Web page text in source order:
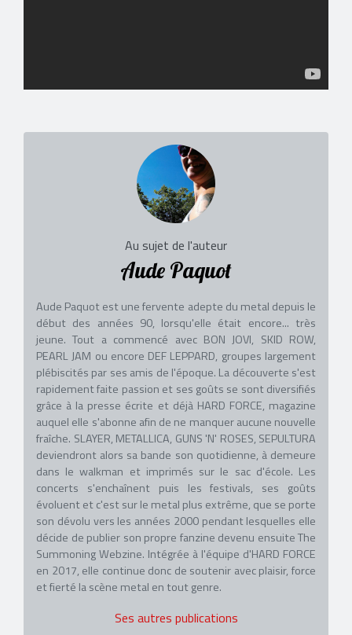
Au sujet de l'auteur
Aude Paquot
Aude Paquot est une fervente adepte du metal depuis le
début des années 90, lorsqu'elle était encore... très
jeune. Tout a commencé avec BON JOVI, SKID ROW,
PEARL JAM ou encore DEF LEPPARD, groupes largement
plébiscités par ses amis de l'époque. La découverte s'est
rapidement faite passion et ses goûts se sont diversifiés
grâce à la presse écrite et déjà HARD FORCE, magazine
auquel elle s'abonne afin de ne manquer aucune nouvelle
fraîche. SLAYER, METALLICA, GUNS 'N' ROSES, SEPULTURA
deviendront alors sa bande son quotidienne, à demeure
dans le walkman et imprimés sur le sac d'école. Les
concerts s'enchaînent puis les festivals, ses goûts
évoluent et c'est sur le metal plus extrême, que se porte
son dévolu vers les années 2000 pendant lesquelles elle
décide de publier son propre fanzine devenu ensuite The
Summoning Webzine. Intégrée à l'équipe d'HARD FORCE
en 2017, elle continue donc de soutenir avec plaisir, force
et fierté la scène metal en tout genre.
Ses autres publications